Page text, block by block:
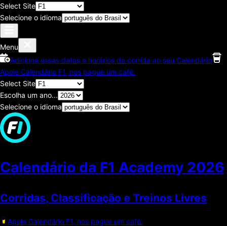
Select Site
Selecione o idioma
Menu
Adicione essas datas e horários da corrida ao seu Calendário
Apoie Calendário F1, nos pague um café.
Select Site
Escolha um ano...
Selecione o idioma
Calendário da F1 Academy 2026
Corridas, Classificaçāo e Treinos Livres
Apoie Calendário F1, nos pague um café.